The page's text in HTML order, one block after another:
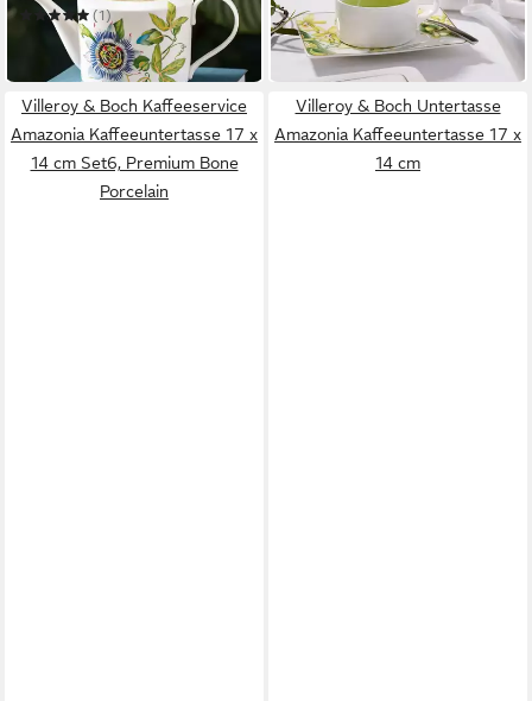
(1)
ab 199,00 €
in 4-5 Werktagen bei dir
575,95 €
in 4-5 Werktagen bei dir
Villeroy & Boch Kaffeeservice
Amazonia Kaffeeuntertasse 17 x
14 cm Set6, Premium Bone
Porcelain
Villeroy & Boch Untertasse
Amazonia Kaffeeuntertasse 17 x
14 cm